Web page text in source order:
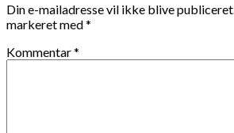
Din e-mailadresse vil ikke blive publiceret.
markeret med*
Kommentar*